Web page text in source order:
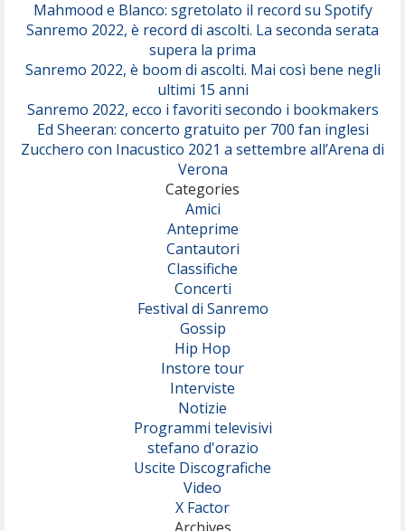
Mahmood e Blanco: sgretolato il record su Spotify
Sanremo 2022, è record di ascolti. La seconda serata
supera la prima
Sanremo 2022, è boom di ascolti. Mai così bene negli
ultimi 15 anni
Sanremo 2022, ecco i favoriti secondo i bookmakers
Ed Sheeran: concerto gratuito per 700 fan inglesi
Zucchero con Inacustico 2021 a settembre all’Arena di
Verona
Categories
Amici
Anteprime
Cantautori
Classifiche
Concerti
Festival di Sanremo
Gossip
Hip Hop
Instore tour
Interviste
Notizie
Programmi televisivi
stefano d'orazio
Uscite Discografiche
Video
X Factor